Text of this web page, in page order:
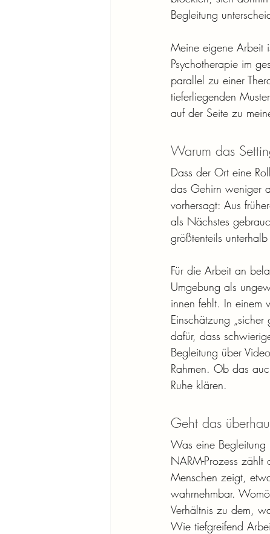
Begleitung
Meine eigene Arbeit
Psychotherapie im
parallel zu einer
tieferliegenden
auf der Seite zu
Warum das
Dass der Ort eine
das Gehirn weniger
vorhersagt: Aus
als Nächstes
größtenteils
Für die Arbeit an
Umgebung als
innen fehlt. In einem
Einschätzung
dafür, dass
Begleitung über
Rahmen. Ob das
Ruhe klären.
Geht das
Was eine
NARM-Prozess
Menschen zeigt,
wahrnehmbar.
Verhältnis zu dem,
Wie tiefgreifend